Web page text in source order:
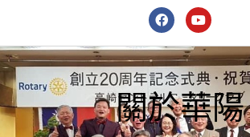
F
a
c
e
b
o
o
k
Y
o
u
t
u
b
e
關於華陽